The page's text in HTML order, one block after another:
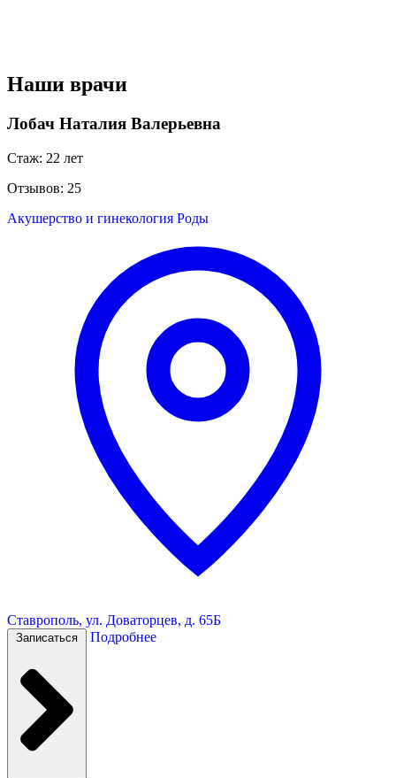
Наши врачи
Лобач Наталия Валерьевна
Стаж: 22 лет
Отзывов: 25
Акушерство и гинекология Роды
Ставрополь, ул. Доваторцев, д. 65Б
Записаться Подробнее